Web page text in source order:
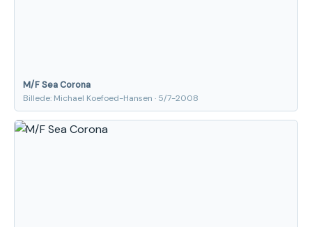
M/F Sea Corona
Billede: Michael Koefoed-Hansen · 5/7-2008